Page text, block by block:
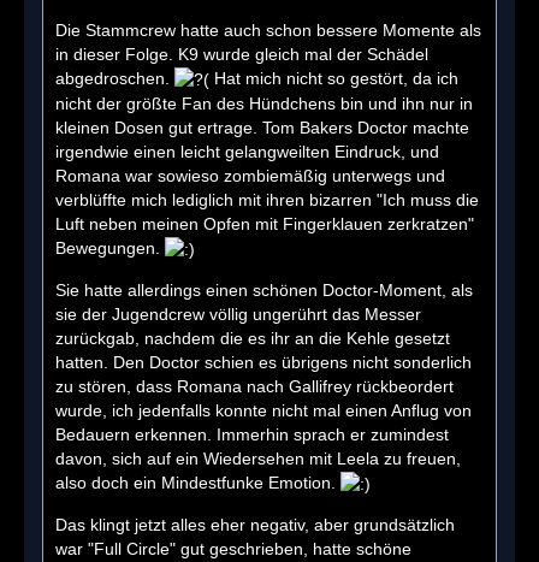
Die Stammcrew hatte auch schon bessere Momente als
in dieser Folge. K9 wurde gleich mal der Schädel
abgedroschen.
Hat mich nicht so gestört, da ich
nicht der größte Fan des Hündchens bin und ihn nur in
kleinen Dosen gut ertrage. Tom Bakers Doctor machte
irgendwie einen leicht gelangweilten Eindruck, und
Romana war sowieso zombiemäßig unterwegs und
verblüffte mich lediglich mit ihren bizarren "Ich muss die
Luft neben meinen Opfen mit Fingerklauen zerkratzen"
Bewegungen.
Sie hatte allerdings einen schönen Doctor-Moment, als
sie der Jugendcrew völlig ungerührt das Messer
zurückgab, nachdem die es ihr an die Kehle gesetzt
hatten. Den Doctor schien es übrigens nicht sonderlich
zu stören, dass Romana nach Gallifrey rückbeordert
wurde, ich jedenfalls konnte nicht mal einen Anflug von
Bedauern erkennen. Immerhin sprach er zumindest
davon, sich auf ein Wiedersehen mit Leela zu freuen,
also doch ein Mindestfunke Emotion.
Das klingt jetzt alles eher negativ, aber grundsätzlich
war "Full Circle" gut geschrieben, hatte schöne